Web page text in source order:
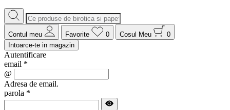
Contul meu Favorite 0 Cosul Meu
0
Intoarce-te in magazin
Autentificare
email *
@
Adresa de email.
parola *